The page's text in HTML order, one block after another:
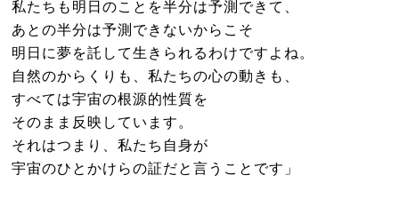
私たちも明日のことを半分は予測できて、
あとの半分は予測できないからこそ
明日に夢を託して生きられるわけですよね。
自然のからくりも、私たちの心の動きも、
すべては宇宙の根源的性質を
そのまま反映しています。
それはつまり、私たち自身が
宇宙のひとかけらの証だと言うことです」